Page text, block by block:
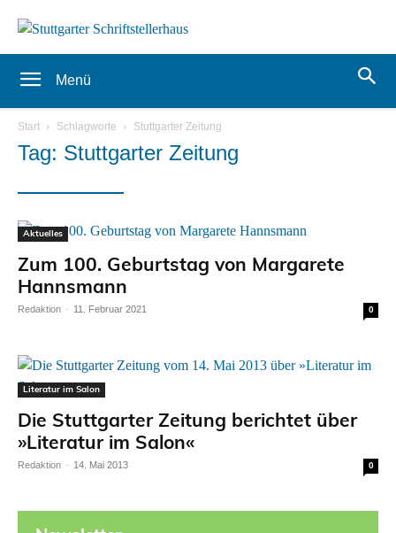
Menü
Start Schlagworte Stuttgarter Zeitung
Tag: Stuttgarter Zeitung
Aktuelles
Zum 100. Geburtstag von Margarete
Hannsmann
Redaktion - 11. Februar 2021 0
Literatur im Salon
Die Stuttgarter Zeitung berichtet über
»Literatur im Salon«
Redaktion - 14. Mai 2013 0